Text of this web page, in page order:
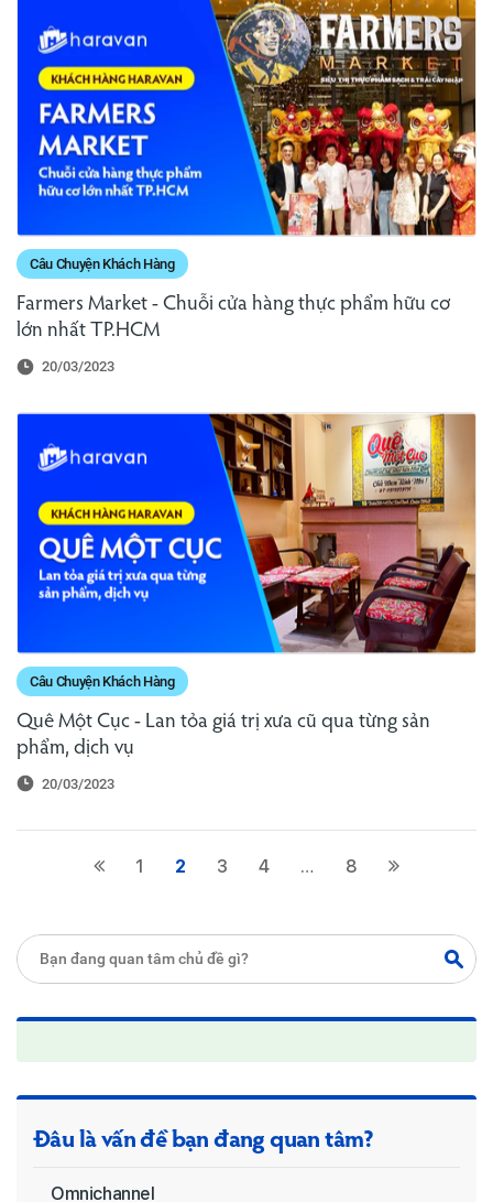
Câu Chuyện Khách Hàng
Farmers Market - Chuỗi cửa hàng thực phẩm hữu cơ
lớn nhất TP.HCM
20/03/2023
Câu Chuyện Khách Hàng
Quê Một Cục - Lan tỏa giá trị xưa cũ qua từng sản
phẩm, dịch vụ
20/03/2023
1 2 3 4 … 8
Đâu là vấn đề bạn đang quan tâm?
Omnichannel